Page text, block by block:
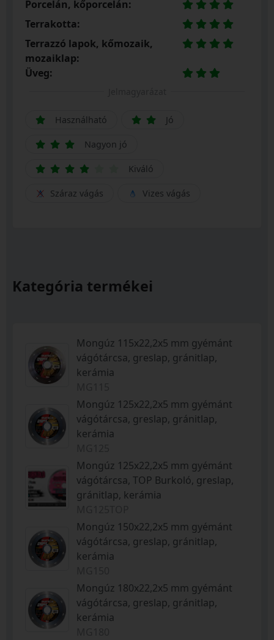
Porcelán, kőporcelán:
Terrakotta:
Terrazzó lapok, kőmozaik,
mozaiklap:
Üveg:
Használható Jó
Nagyon jó
Kiváló
Száraz vágás Vizes vágás
Kategória termékei
Mongúz 115x22,2x5 mm gyémánt
vágótárcsa, greslap, gránitlap,
kerámia
Mongúz 125x22,2x5 mm gyémánt
vágótárcsa, greslap, gránitlap,
kerámia
Mongúz 125x22,2x5 mm gyémánt
vágótárcsa, TOP Burkoló, greslap,
gránitlap, kerámia
Mongúz 150x22,2x5 mm gyémánt
vágótárcsa, greslap, gránitlap,
kerámia
Mongúz 180x22,2x5 mm gyémánt
vágótárcsa, greslap, gránitlap,
kerámia